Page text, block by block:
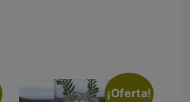
¡Oferta!